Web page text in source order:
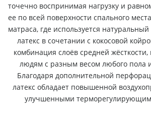
точечно воспринимая нагрузку и
ее по всей поверхности спального
матраса, где используется
латекс в сочетании с кокосовой
комбинация слоёв средней жёсткости,
людям с разным весом любого пола
Благодаря дополнительной
латекс обладает повышенной
улучшенными